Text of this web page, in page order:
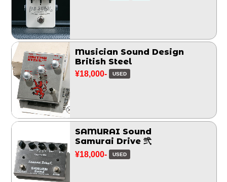
Musician Sound Design
British Steel
¥18,000- USED
SAMURAI Sound
Samurai Drive 弐
¥18,000- USED